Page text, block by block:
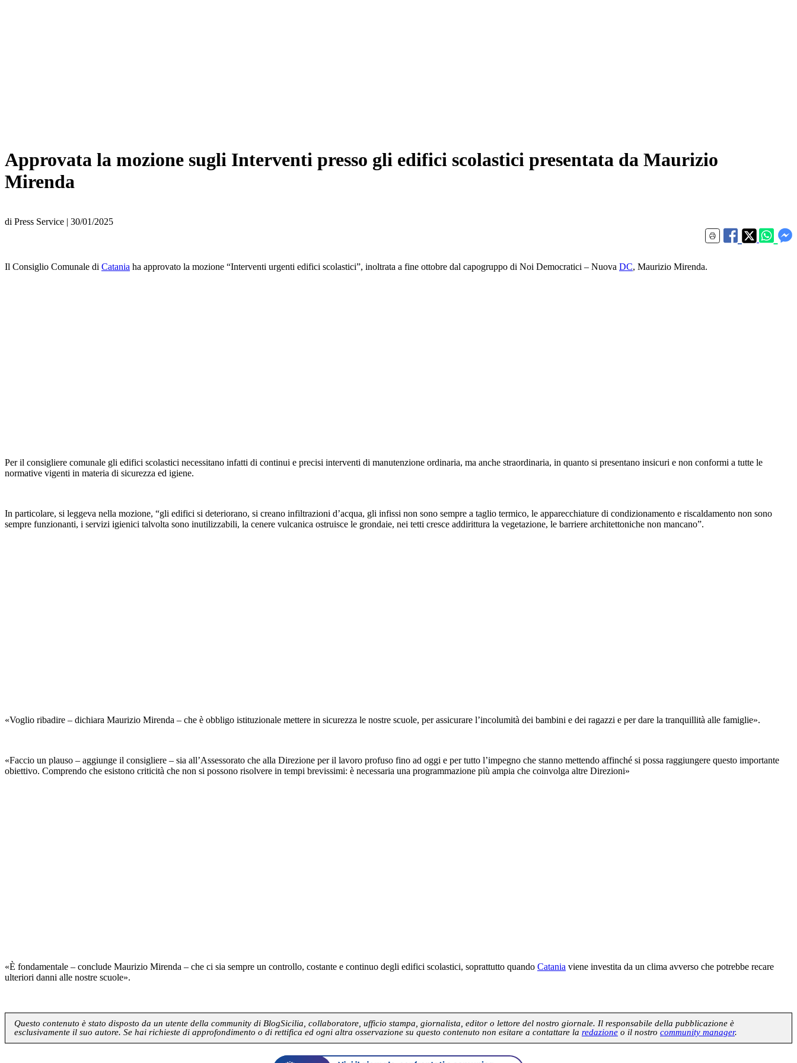
Approvata la mozione sugli Interventi presso gli edifici scolastici presentata da Maurizio
Mirenda
di Press Service | 30/01/2025
Il Consiglio Comunale di Catania ha approvato la mozione “Interventi urgenti edifici scolastici”, inoltrata a fine ottobre dal capogruppo di Noi Democratici – Nuova DC, Maurizio Mirenda.
Per il consigliere comunale gli edifici scolastici necessitano infatti di continui e precisi interventi di manutenzione ordinaria, ma anche straordinaria, in quanto si presentano insicuri e non conformi a tutte le
normative vigenti in materia di sicurezza ed igiene.
In particolare, si leggeva nella mozione, “gli edifici si deteriorano, si creano infiltrazioni d’acqua, gli infissi non sono sempre a taglio termico, le apparecchiature di condizionamento e riscaldamento non sono
sempre funzionanti, i servizi igienici talvolta sono inutilizzabili, la cenere vulcanica ostruisce le grondaie, nei tetti cresce addirittura la vegetazione, le barriere architettoniche non mancano”.
«Voglio ribadire – dichiara Maurizio Mirenda – che è obbligo istituzionale mettere in sicurezza le nostre scuole, per assicurare l’incolumità dei bambini e dei ragazzi e per dare la tranquillità alle famiglie».
«Faccio un plauso – aggiunge il consigliere – sia all’Assessorato che alla Direzione per il lavoro profuso fino ad oggi e per tutto l’impegno che stanno mettendo affinché si possa raggiungere questo importante
obiettivo. Comprendo che esistono criticità che non si possono risolvere in tempi brevissimi: è necessaria una programmazione più ampia che coinvolga altre Direzioni»
«È fondamentale – conclude Maurizio Mirenda – che ci sia sempre un controllo, costante e continuo degli edifici scolastici, soprattutto quando Catania viene investita da un clima avverso che potrebbe recare
ulteriori danni alle nostre scuole».
Questo contenuto è stato disposto da un utente della community di BlogSicilia, collaboratore, ufficio stampa, giornalista, editor o lettore del nostro giornale. Il responsabile della pubblicazione è
esclusivamente il suo autore. Se hai richieste di approfondimento o di rettifica ed ogni altra osservazione su questo contenuto non esitare a contattare la redazione o il nostro community manager.